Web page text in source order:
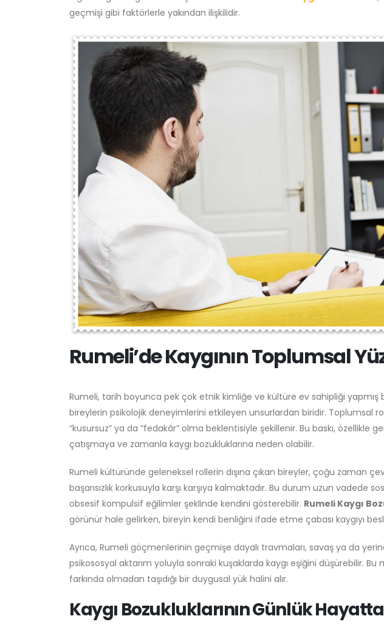
geçmişi gibi faktörlerle yakından ilişkilidir.
Rumeli’de Kaygının Toplumsal
Rumeli, tarih boyunca pek çok etnik kimliğe ve kültüre ev sahipliği
bireylerin psikolojik deneyimlerini etkileyen unsurlardan biridir. Toplumsal
“kusursuz” ya da “fedakâr” olma beklentisiyle şekillenir. Bu baskı, özellikle
çatışmaya ve zamanla kaygı bozukluklarına neden olabilir.
Rumeli kültüründe geleneksel rollerin dışına çıkan bireyler, çoğu zaman
başarısızlık korkusuyla karşı karşıya kalmaktadır. Bu durum uzun vadede
obsesif kompulsif eğilimler şeklinde kendini gösterebilir. Rumeli Kaygı
görünür hale gelirken, bireyin kendi benliğini ifade etme çabası kaygıyı
Ayrıca, Rumeli göçmenlerinin geçmişe dayalı travmaları, savaş ya da
psikososyal aktarım yoluyla sonraki kuşaklarda kaygı eşiğini düşürebilir. Bu
farkında olmadan taşıdığı bir duygusal yük halini alır.
Kaygı Bozukluklarının Günlük